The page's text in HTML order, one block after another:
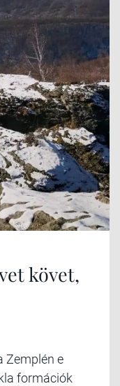
követ,
Zemplén e
formációk